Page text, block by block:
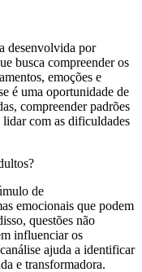
desenvolvida por
busca compreender os
emoções e
é uma oportunidade de
compreender padrões
lidar com as dificuldades
de
emocionais que podem
questões não
influenciar os
ajuda a identificar
e transformadora.